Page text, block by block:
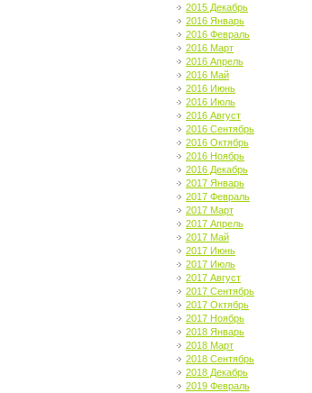
2015 Декабрь
2016 Январь
2016 Февраль
2016 Март
2016 Апрель
2016 Май
2016 Июнь
2016 Июль
2016 Август
2016 Сентябрь
2016 Октябрь
2016 Ноябрь
2016 Декабрь
2017 Январь
2017 Февраль
2017 Март
2017 Апрель
2017 Май
2017 Июнь
2017 Июль
2017 Август
2017 Сентябрь
2017 Октябрь
2017 Ноябрь
2018 Январь
2018 Март
2018 Сентябрь
2018 Декабрь
2019 Февраль